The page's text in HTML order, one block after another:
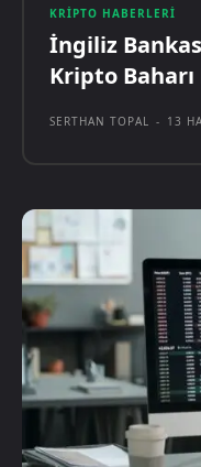
KRIPTO HABERLERI
İngiliz
Kripto Baharı
SERTHAN TOPAL - 13